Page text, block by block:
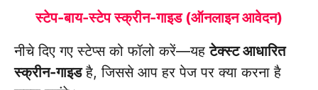
स्टेप-बाय-स्टेप स्क्रीन-गाइड (ऑनलाइन आवेदन)
नीचे दिए गए स्टेप्स को फॉलो करें—यहटेक्स्ट आधारित
स्क्रीन-गाइडहै, जिससे आप हर पेज पर क्या करना है